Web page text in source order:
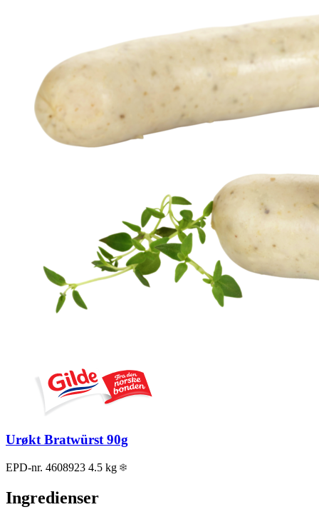
Urøkt Bratwürst 90g
EPD-nr. 4608923 4.5 kg
Ingredienser